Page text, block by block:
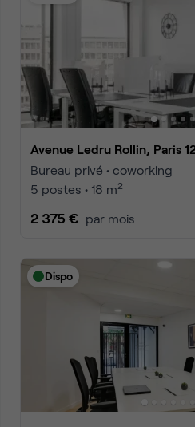
Avenue Ledru Rollin, Paris
Bureau privé • coworking
5 postes • 18 m2
2 375 € par mois
Dispo